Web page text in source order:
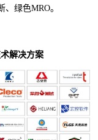
绿色MRO。
解决方案